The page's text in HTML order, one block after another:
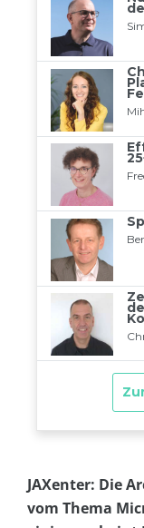
JAXenter: Die
vom Thema